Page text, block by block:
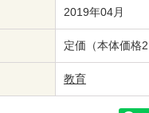
2019年04月
定価（本体価格
教育